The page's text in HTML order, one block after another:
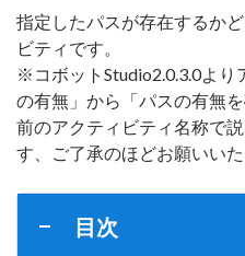
指定したパスが存在するか
ビティです。
※コボットStudio2.0.3.0より
の有無」から「パスの有無
前のアクティビティ名称で
す、ご了承のほどお願いいた
目次